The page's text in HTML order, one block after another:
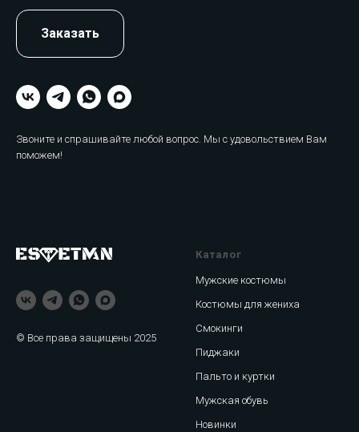
Заказать
Звоните и спрашивайте любой вопрос. Мы с удовольствием Вам
поможем!
© Все права защищены 2025
Каталог
Мужские костюмы
Костюмы для жениха
Смокинги
Пиджаки
Пальто и куртки
Мужская обувь
Новинки